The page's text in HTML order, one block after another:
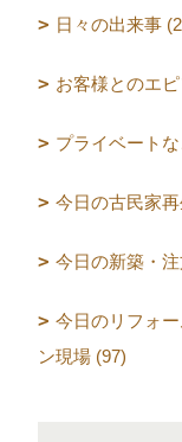
日々の出来事
お客様とのエ
プライベート
今日の古民家
今日の新築・
今日のリフォ
ン現場 (97)